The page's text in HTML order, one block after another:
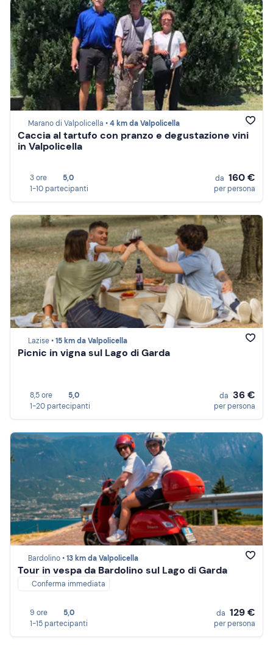
Marano di Valpolicella •4 km da Valpolicella
Caccia al tartufo con pranzo e degustazione vini
in Valpolicella
3 ore
5,0
1-10 partecipanti
da 160 €
per persona
Lazise •15 km da Valpolicella
Picnic in vigna sul Lago di Garda
8,5 ore
5,0
1-20 partecipanti
da 36 €
per persona
Bardolino •13 km da Valpolicella
Tour in vespa da Bardolino sul Lago di Garda
Conferma immediata
9 ore
5,0
1-15 partecipanti
da 129 €
per persona